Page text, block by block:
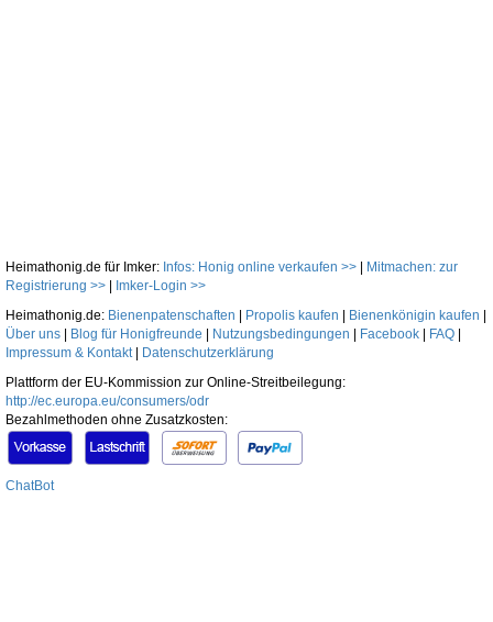
Heimathonig.de für Imker: Infos: Honig online verkaufen >>
Mitmachen: zur
Registrierung >>
Imker-Login >>
Heimathonig.de: Bienenpatenschaften Propolis kaufen Bienenkönigin kaufen
Über uns
Blog für Honigfreunde Nutzungsbedingungen Facebook FAQ
Impressum & Kontakt|
Datenschutzerklärung
Plattform der EU-Kommission zur Online-Streitbeilegung:
http://ec.europa.eu/consumers/odr
Bezahlmethoden ohne Zusatzkosten:
ChatBot